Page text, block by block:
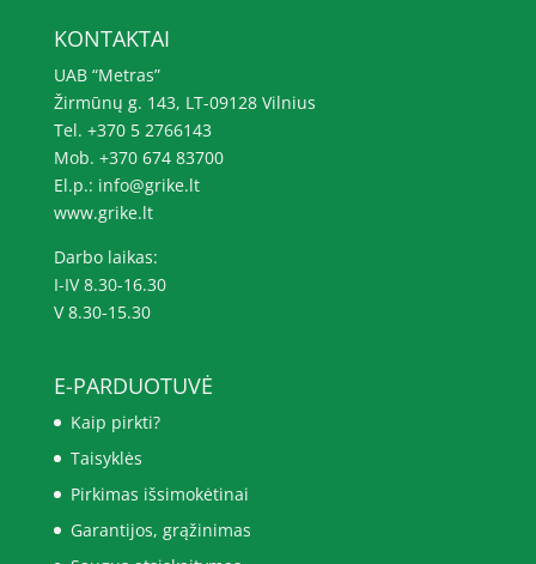
KONTAKTAI
UAB “Metras”
Žirmūnų g. 143, LT-09128 Vilnius
Tel. +370 5 2766143
Mob. +370 674 83700
El.p.: info@grike.lt
www.grike.lt
Darbo laikas:
I-IV 8.30-16.30
V 8.30-15.30
E-PARDUOTUVĖ
Kaip pirkti?
Taisyklės
Pirkimas išsimokėtinai
Garantijos, grąžinimas